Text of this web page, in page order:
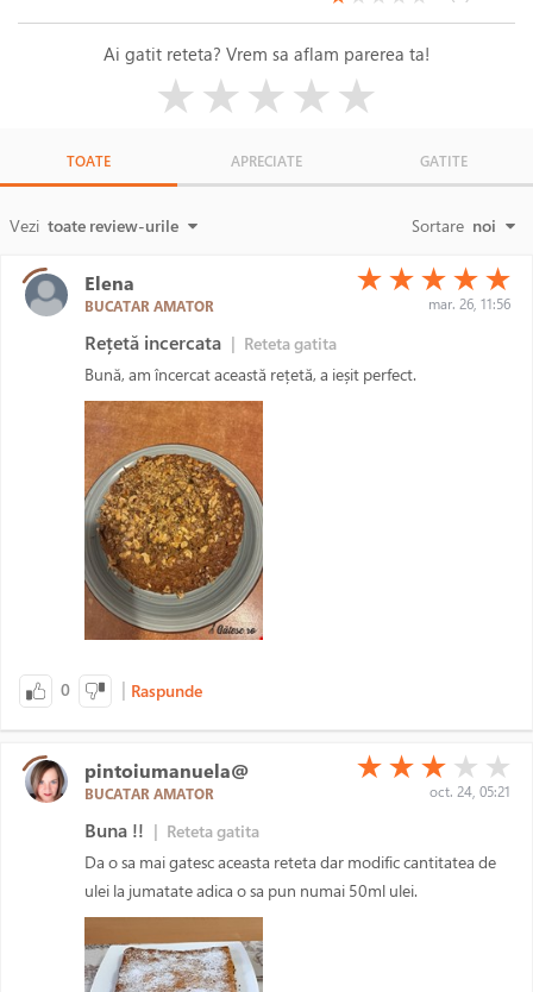
Ai gatit reteta? Vrem sa aflam parerea ta!
★★★★★
TOATE APRECIATE GATITE
Vezi toate review-urile Sortare noi
Elena
BUCATAR AMATOR
(*)
★ (*)
★ (*)
★ (*)
★ (*)
★
mar. 26, 11:56
Rețetă incercata | Reteta gatita
Bună, am încercat această rețetă, a ieșit perfect.
0 | Raspunde
pintoiumanuela@
BUCATAR AMATOR
(*)
★ (*)
★ (*)
★ ( )
★ ( )
★
oct. 24, 05:21
Buna !! | Reteta gatita
Da o sa mai gatesc aceasta reteta dar modific cantitatea de
ulei la jumatate adica o sa pun numai 50ml ulei.